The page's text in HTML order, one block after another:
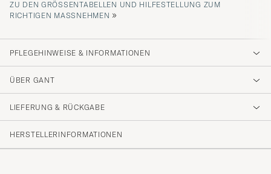
ZU DEN GRÖSSENTABELLEN UND HILFESTELLUNG ZUM R
ICHTIGEN MASSNEHMEN
»
PFLEGEHINWEISE & INFORMATIONEN
ÜBER GANT
LIEFERUNG & RÜCKGABE
HERSTELLERINFORMATIONEN